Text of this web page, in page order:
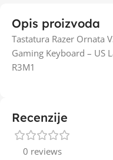
Opis proizvoda
Tastatura Razer Ornata
Gaming Keyboard – US
R3M1
Recenzije
0 reviews